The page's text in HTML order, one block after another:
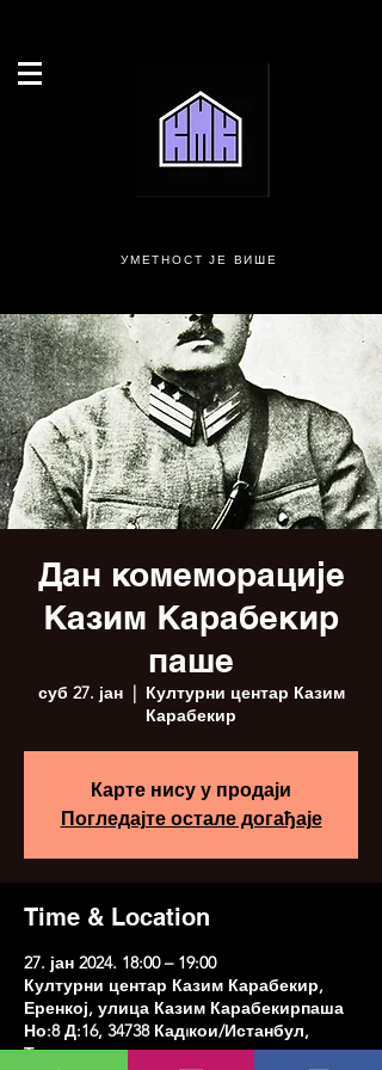
УМЕТНОСТ ЈЕ ВИШЕ
Дан комеморације
Казим Карабекир
паше
суб 27. јан
  |
Културни центар Казим
Карабекир
Карте нису у продаји
Погледајте остале догађаје
Time & Location
27. јан 2024. 18:00 – 19:00
Културни центар Казим Карабекир,
Еренкој, улица Казим Карабекирпаша
Но:8 Д:16, 34738 Кадıкои/Истанбул,
Туркиие